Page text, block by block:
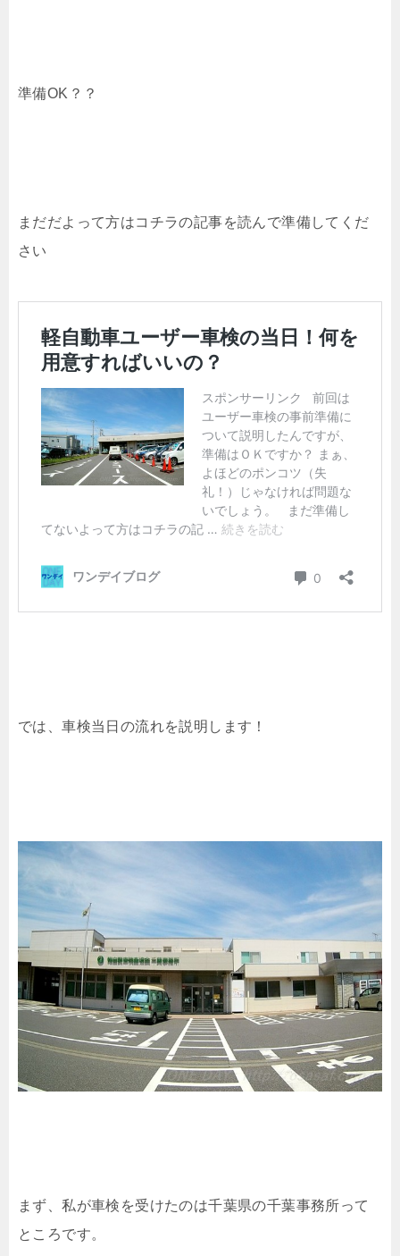
準備OK？？
まだだよって方はコチラの記事を読んで準備してくだ
さい
では、車検当日の流れを説明します！
まず、私が車検を受けたのは千葉県の千葉事務所って
ところです。